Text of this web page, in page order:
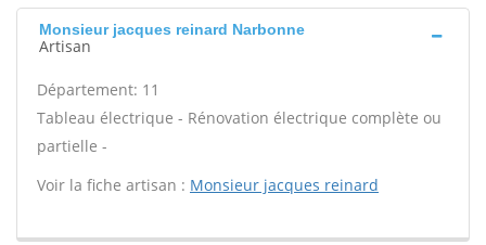
Monsieur jacques reinard Narbonne
Artisan
Département: 11
Tableau électrique - Rénovation électrique complète ou
partielle -
Voir la fiche artisan : Monsieur jacques reinard